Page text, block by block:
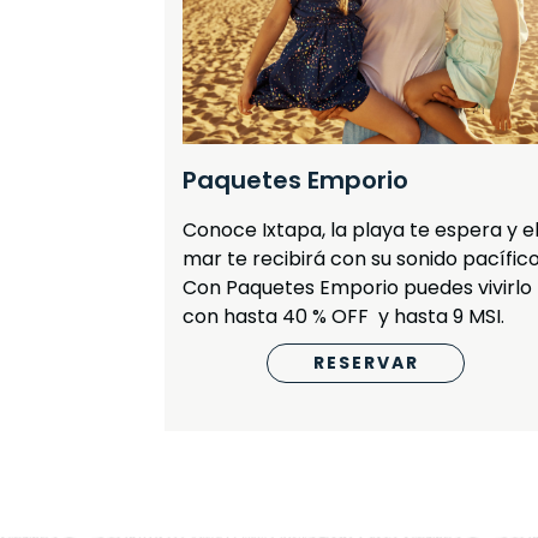
Paquetes Emporio
Conoce Ixtapa, la playa te espera y el
mar te recibirá con su sonido
Con Paquetes Emporio puedes vivirlo
con hasta 40 % OFF y hasta 9 MSI.
RESERVAR